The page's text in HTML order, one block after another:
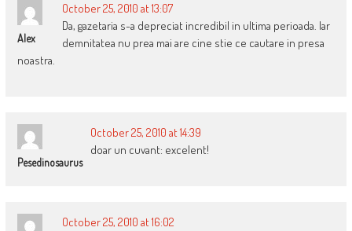
Alex
October 25, 2010 at 13:07
Da, gazetaria s-a depreciat incredibil in ultima perioada. Iar
demnitatea nu prea mai are cine stie ce cautare in presa
noastra.
Pesedinosaurus
October 25, 2010 at 14:39
doar un cuvant: excelent!
October 25, 2010 at 16:02